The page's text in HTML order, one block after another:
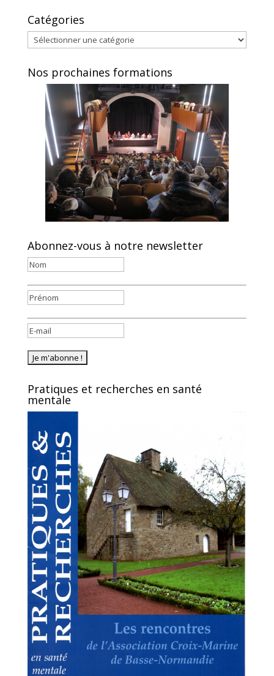
Catégories
Catégories
Nos prochaines formations
Abonnez-vous à notre newsletter
Pratiques et recherches en santé
mentale